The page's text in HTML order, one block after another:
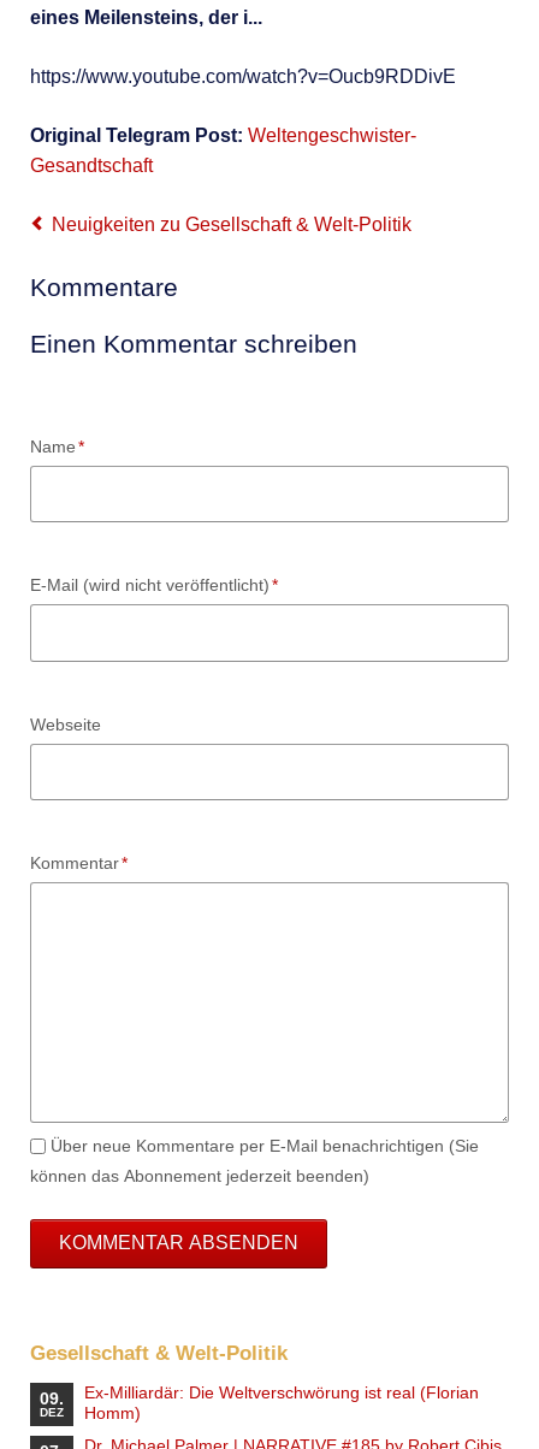
eines Meilensteins, der i...
https://www.youtube.com/watch?v=Oucb9RDDivE
Original Telegram Post: Weltengeschwister-
Gesandtschaft
Neuigkeiten zu Gesellschaft & Welt-Politik
Kommentare
Einen Kommentar schreiben
Pflichtfeld
Name*
Pflichtfeld
E-Mail (wird nicht veröffentlicht)*
Webseite
Pflichtfeld
Kommentar*
Über neue Kommentare per E-Mail benachrichtigen (Sie
können das Abonnement jederzeit beenden)
KOMMENTAR ABSENDEN
Gesellschaft & Welt-Politik
09.
DEZ
Ex-Milliardär: Die Weltverschwörung ist real (Florian
Homm)
Dr. Michael Palmer | NARRATIVE #185 by Robert Cibis